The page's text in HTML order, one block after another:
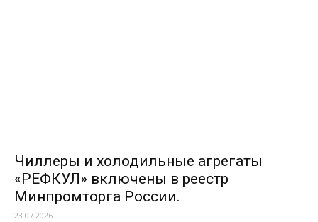
Чиллеры и холодильные агрегаты
«РЕФКУЛ» включены в реестр
Минпромторга России.
23.07.2026